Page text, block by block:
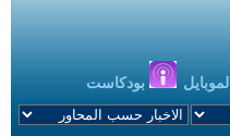
الموبايل بودكاست